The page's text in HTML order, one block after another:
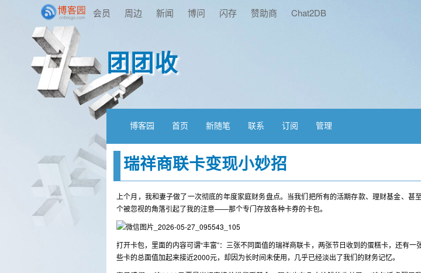
会员 周边 新闻 博问 闪存 赞助商 Chat2DB
团团收
博客园 首页 新随笔 联系 订阅 管理
瑞祥商联卡变现小妙招
上个月，我和妻子做了一次彻底的年度家庭财务盘点。当我们把所有的活期存款、理财基金、甚
个被忽视的角落引起了我的注意——那个专门存放各种卡券的卡包。
打开卡包，里面的内容可谓“丰富”：三张不同面值的瑞祥商联卡，两张节日收到的蛋糕卡，还有一
些卡的总面值加起来接近2000元，却因为长时间未使用，几乎已经淡出了我们的财务记忆。